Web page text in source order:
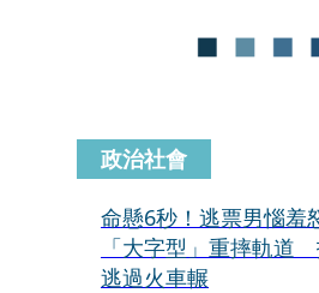
政治社會
命懸6秒！逃票男惱羞
「大字型」重摔軌道
逃過火車輾